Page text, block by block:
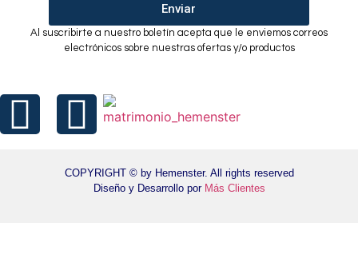
Enviar
Al suscribirte a nuestro boletín acepta que le enviemos correos
electrónicos sobre nuestras ofertas y/o productos
COPYRIGHT © by Hemenster. All rights reserved
Diseño y Desarrollo por Más Clientes